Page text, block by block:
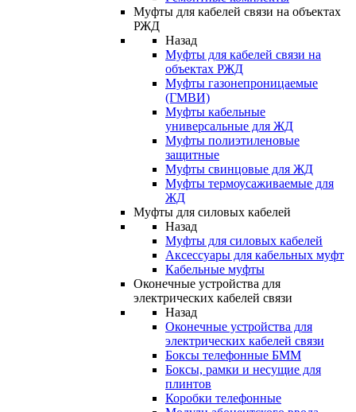
Муфты для кабелей связи на объектах
РЖД
Назад
Муфты для кабелей связи на
объектах РЖД
Муфты газонепроницаемые
(ГМВИ)
Муфты кабельные
универсальные для ЖД
Муфты полиэтиленовые
защитные
Муфты свинцовые для ЖД
Муфты термоусаживаемые для
ЖД
Муфты для силовых кабелей
Назад
Муфты для силовых кабелей
Аксессуары для кабельных муфт
Кабельные муфты
Оконечные устройства для
электрических кабелей связи
Назад
Оконечные устройства для
электрических кабелей связи
Боксы телефонные БММ
Боксы, рамки и несущие для
плинтов
Коробки телефонные